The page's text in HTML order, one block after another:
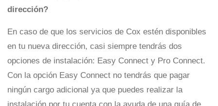
dirección?
En caso de que los servicios de Cox estén disponibles
en tu nueva dirección, casi siempre tendrás dos
opciones de instalación: Easy Connect y Pro Connect.
Con la opción Easy Connect no tendrás que pagar
ningún cargo adicional ya que puedes realizar la